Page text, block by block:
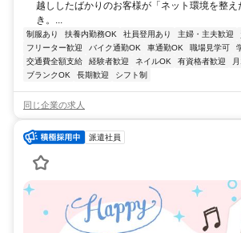
越ししたばかりのお客様が「ネット環境を整え
き。...
制服あり 扶養内勤務OK 社員登用あり 主婦・主夫歓迎
フリーター歓迎
バイク通勤OK 車通勤OK 職場見学可
交通費全額支給
経験者歓迎 ネイルOK 有資格者歓迎
ブランクOK
長期歓迎 シフト制
同じ企業の求人
派遣社員